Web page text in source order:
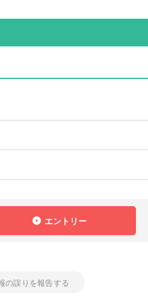
エントリー
の誤りを報告する